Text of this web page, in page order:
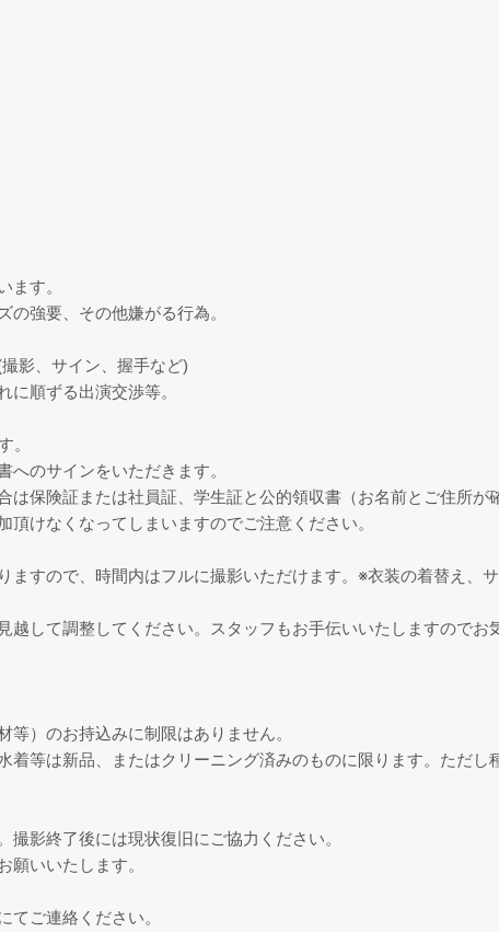
ます。
強要、その他嫌がる行為。
影、サイン、握手など)
に順ずる出演交渉等。
。
のサインをいただきます。
保険証または社員証、学生証と公的領収書（お名前とご住所が
けなくなってしまいますのでご注意ください。
ますので、時間内はフルに撮影いただけます。※衣装の着替え、
して調整してください。スタッフもお手伝いいたしますのでお
）のお持込みに制限はありません。
着等は新品、またはクリーニング済みのものに限ります。ただし
影終了後には現状復旧にご協力ください。
願いいたします。
てご連絡ください。